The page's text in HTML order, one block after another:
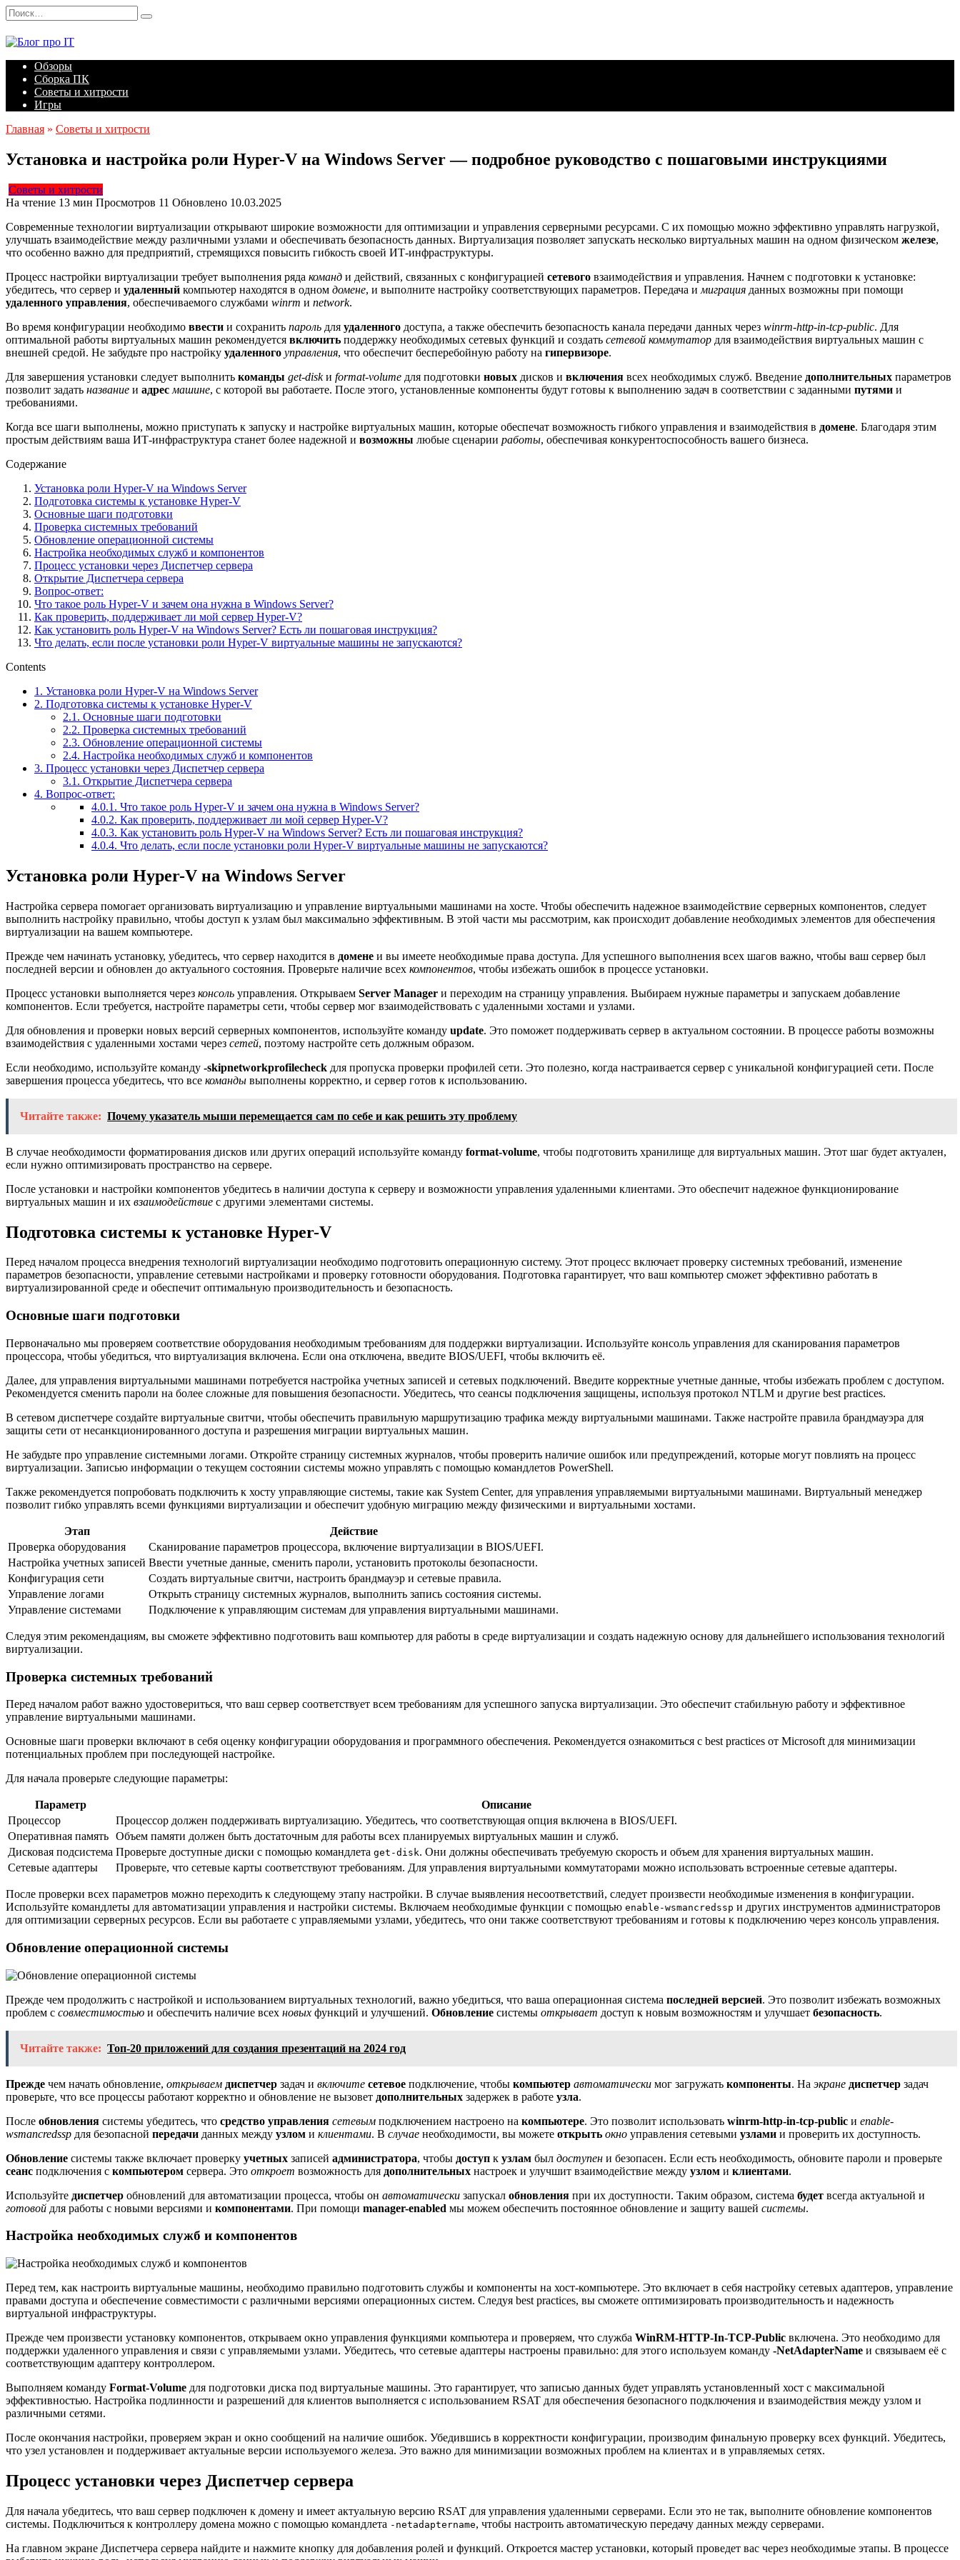
Перейти
к
содержанию
Search
for:
Обзоры
Сборка ПК
Советы и хитрости
Игры
Главная » Советы и хитрости
Установка и настройка роли Hyper-V на Windows Server — подробное руководство с пошаговыми инструкциями
Советы и хитрости
На чтение 13 мин Просмотров 11 Обновлено 10.03.2025
Современные технологии виртуализации открывают широкие возможности для оптимизации и управления серверными ресурсами. С их помощью можно эффективно управлять нагрузкой,
улучшать взаимодействие между различными узлами и обеспечивать безопасность данных. Виртуализация позволяет запускать несколько виртуальных машин на одном физическом железе,
что особенно важно для предприятий, стремящихся повысить гибкость своей ИТ-инфраструктуры.
Процесс настройки виртуализации требует выполнения ряда команд и действий, связанных с конфигурацией сетевого взаимодействия и управления. Начнем с подготовки к установке:
убедитесь, что сервер и удаленный компьютер находятся в одном домене, и выполните настройку соответствующих параметров. Передача и миграция данных возможны при помощи
удаленного управления, обеспечиваемого службами winrm и network.
Во время конфигурации необходимо ввести и сохранить пароль для удаленного доступа, а также обеспечить безопасность канала передачи данных через winrm-http-in-tcp-public. Для
оптимальной работы виртуальных машин рекомендуется включить поддержку необходимых сетевых функций и создать сетевой коммутатор для взаимодействия виртуальных машин с
внешней средой. Не забудьте про настройку удаленного управления, что обеспечит бесперебойную работу на гипервизоре.
Для завершения установки следует выполнить команды get-diskи format-volume для подготовки новых дисков и включения всех необходимых служб. Введение дополнительных параметров
позволит задать название и адрес машине, с которой вы работаете. После этого, установленные компоненты будут готовы к выполнению задач в соответствии с заданными путями и
требованиями.
Когда все шаги выполнены, можно приступать к запуску и настройке виртуальных машин, которые обеспечат возможность гибкого управления и взаимодействия в домене. Благодаря этим
простым действиям ваша ИТ-инфраструктура станет более надежной и возможны любые сценарии работы, обеспечивая конкурентоспособность вашего бизнеса.
Содержание
Установка роли Hyper-V на Windows Server
Подготовка системы к установке Hyper-V
Основные шаги подготовки
Проверка системных требований
Обновление операционной системы
Настройка необходимых служб и компонентов
Процесс установки через Диспетчер сервера
Открытие Диспетчера сервера
Вопрос-ответ:
Что такое роль Hyper-V и зачем она нужна в Windows Server?
Как проверить, поддерживает ли мой сервер Hyper-V?
Как установить роль Hyper-V на Windows Server? Есть ли пошаговая инструкция?
Что делать, если после установки роли Hyper-V виртуальные машины не запускаются?
Contents
1. Установка роли Hyper-V на Windows Server
2. Подготовка системы к установке Hyper-V
2.1. Основные шаги подготовки
2.2. Проверка системных требований
2.3. Обновление операционной системы
2.4. Настройка необходимых служб и компонентов
3. Процесс установки через Диспетчер сервера
3.1. Открытие Диспетчера сервера
4. Вопрос-ответ:
4.0.1. Что такое роль Hyper-V и зачем она нужна в Windows Server?
4.0.2. Как проверить, поддерживает ли мой сервер Hyper-V?
4.0.3. Как установить роль Hyper-V на Windows Server? Есть ли пошаговая инструкция?
4.0.4. Что делать, если после установки роли Hyper-V виртуальные машины не запускаются?
Установка роли Hyper-V на Windows Server
Настройка сервера помогает организовать виртуализацию и управление виртуальными машинами на хосте. Чтобы обеспечить надежное взаимодействие серверных компонентов, следует
выполнить настройку правильно, чтобы доступ к узлам был максимально эффективным. В этой части мы рассмотрим, как происходит добавление необходимых элементов для обеспечения
виртуализации на вашем компьютере.
Прежде чем начинать установку, убедитесь, что сервер находится в домене и вы имеете необходимые права доступа. Для успешного выполнения всех шагов важно, чтобы ваш сервер был
последней версии и обновлен до актуального состояния. Проверьте наличие всех компонентов, чтобы избежать ошибок в процессе установки.
Процесс установки выполняется через консоль управления. Открываем Server Manager и переходим на страницу управления. Выбираем нужные параметры и запускаем добавление
компонентов. Если требуется, настройте параметры сети, чтобы сервер мог взаимодействовать с удаленными хостами и узлами.
Для обновления и проверки новых версий серверных компонентов, используйте команду update. Это поможет поддерживать сервер в актуальном состоянии. В процессе работы возможны
взаимодействия с удаленными хостами через сетей, поэтому настройте сеть должным образом.
Если необходимо, используйте команду -skipnetworkprofilecheck для пропуска проверки профилей сети. Это полезно, когда настраивается сервер с уникальной конфигурацией сети. После
завершения процесса убедитесь, что все команды выполнены корректно, и сервер готов к использованию.
Читайте также: Почему указатель мыши перемещается сам по себе и как решить эту проблему
В случае необходимости форматирования дисков или других операций используйте команду format-volume, чтобы подготовить хранилище для виртуальных машин. Этот шаг будет актуален,
если нужно оптимизировать пространство на сервере.
После установки и настройки компонентов убедитесь в наличии доступа к серверу и возможности управления удаленными клиентами. Это обеспечит надежное функционирование
виртуальных машин и их взаимодействие с другими элементами системы.
Подготовка системы к установке Hyper-V
Перед началом процесса внедрения технологий виртуализации необходимо подготовить операционную систему. Этот процесс включает проверку системных требований, изменение
параметров безопасности, управление сетевыми настройками и проверку готовности оборудования. Подготовка гарантирует, что ваш компьютер сможет эффективно работать в
виртуализированной среде и обеспечит оптимальную производительность и безопасность.
Основные шаги подготовки
Первоначально мы проверяем соответствие оборудования необходимым требованиям для поддержки виртуализации. Используйте консоль управления для сканирования параметров
процессора, чтобы убедиться, что виртуализация включена. Если она отключена, введите BIOS/UEFI, чтобы включить её.
Далее, для управления виртуальными машинами потребуется настройка учетных записей и сетевых подключений. Введите корректные учетные данные, чтобы избежать проблем с доступом.
Рекомендуется сменить пароли на более сложные для повышения безопасности. Убедитесь, что сеансы подключения защищены, используя протокол NTLM и другие best practices.
В сетевом диспетчере создайте виртуальные свитчи, чтобы обеспечить правильную маршрутизацию трафика между виртуальными машинами. Также настройте правила брандмауэра для
защиты сети от несанкционированного доступа и разрешения миграции виртуальных машин.
Не забудьте про управление системными логами. Откройте страницу системных журналов, чтобы проверить наличие ошибок или предупреждений, которые могут повлиять на процесс
виртуализации. Записью информации о текущем состоянии системы можно управлять с помощью командлетов PowerShell.
Также рекомендуется попробовать подключить к хосту управляющие системы, такие как System Center, для управления управляемыми виртуальными машинами. Виртуальный менеджер
позволит гибко управлять всеми функциями виртуализации и обеспечит удобную миграцию между физическими и виртуальными хостами.
Этап
Действие
Проверка оборудования
Сканирование параметров процессора, включение виртуализации в BIOS/UEFI.
Настройка учетных записей Ввести учетные данные, сменить пароли, установить протоколы безопасности.
Конфигурация сети
Создать виртуальные свитчи, настроить брандмауэр и сетевые правила.
Управление логами
Открыть страницу системных журналов, выполнить запись состояния системы.
Управление системами
Подключение к управляющим системам для управления виртуальными машинами.
Следуя этим рекомендациям, вы сможете эффективно подготовить ваш компьютер для работы в среде виртуализации и создать надежную основу для дальнейшего использования технологий
виртуализации.
Проверка системных требований
Перед началом работ важно удостовериться, что ваш сервер соответствует всем требованиям для успешного запуска виртуализации. Это обеспечит стабильную работу и эффективное
управление виртуальными машинами.
Основные шаги проверки включают в себя оценку конфигурации оборудования и программного обеспечения. Рекомендуется ознакомиться с best practices от Microsoft для минимизации
потенциальных проблем при последующей настройке.
Для начала проверьте следующие параметры:
Параметр
Описание
Процессор
Процессор должен поддерживать виртуализацию. Убедитесь, что соответствующая опция включена в BIOS/UEFI.
Оперативная память Объем памяти должен быть достаточным для работы всех планируемых виртуальных машин и служб.
Дисковая подсистема Проверьте доступные диски с помощью командлета get-disk. Они должны обеспечивать требуемую скорость и объем для хранения виртуальных машин.
Сетевые адаптеры
Проверьте, что сетевые карты соответствуют требованиям. Для управления виртуальными коммутаторами можно использовать встроенные сетевые адаптеры.
После проверки всех параметров можно переходить к следующему этапу настройки. В случае выявления несоответствий, следует произвести необходимые изменения в конфигурации.
Используйте командлеты для автоматизации управления и настройки системы. Включаем необходимые функции с помощью enable-wsmancredssp и других инструментов администраторов
для оптимизации серверных ресурсов. Если вы работаете с управляемыми узлами, убедитесь, что они также соответствуют требованиям и готовы к подключению через консоль управления.
Обновление операционной системы
Прежде чем продолжить с настройкой и использованием виртуальных технологий, важно убедиться, что ваша операционная система последней версией. Это позволит избежать возможных
проблем с совместимостью и обеспечить наличие всех новых функций и улучшений. Обновление системы открывает доступ к новым возможностям и улучшает безопасность.
Читайте также: Топ-20 приложений для создания презентаций на 2024 год
Прежде чем начать обновление, открываем диспетчер задач и включите сетевое подключение, чтобы компьютер автоматически мог загружать компоненты. На экране диспетчер задач
проверьте, что все процессы работают корректно и обновление не вызовет дополнительных задержек в работе узла.
После обновления системы убедитесь, что средство управления сетевым подключением настроено на компьютере. Это позволит использовать winrm-http-in-tcp-public и enable-
wsmancredssp для безопасной передачи данных между узлом и клиентами. В случае необходимости, вы можете открыть окно управления сетевыми узлами и проверить их доступность.
Обновление системы также включает проверку учетных записей администратора, чтобы доступ к узлам был доступен и безопасен. Если есть необходимость, обновите пароли и проверьте
сеанс подключения с компьютером сервера. Это откроет возможность для дополнительных настроек и улучшит взаимодействие между узлом и клиентами.
Используйте диспетчер обновлений для автоматизации процесса, чтобы он автоматически запускал обновления при их доступности. Таким образом, система будет всегда актуальной и
готовой для работы с новыми версиями и компонентами. При помощи manager-enabled мы можем обеспечить постоянное обновление и защиту вашей системы.
Настройка необходимых служб и компонентов
Перед тем, как настроить виртуальные машины, необходимо правильно подготовить службы и компоненты на хост-компьютере. Это включает в себя настройку сетевых адаптеров, управление
правами доступа и обеспечение совместимости с различными версиями операционных систем. Следуя best practices, вы сможете оптимизировать производительность и надежность
виртуальной инфраструктуры.
Прежде чем произвести установку компонентов, открываем окно управления функциями компьютера и проверяем, что служба WinRM-HTTP-In-TCP-Public включена. Это необходимо для
поддержки удаленного управления и связи с управляемыми узлами. Убедитесь, что сетевые адаптеры настроены правильно: для этого используем команду -NetAdapterName и связываем её с
соответствующим адаптеру контроллером.
Выполняем команду Format-Volume для подготовки диска под виртуальные машины. Это гарантирует, что записью данных будет управлять установленный хост с максимальной
эффективностью. Настройка подлинности и разрешений для клиентов выполняется с использованием RSAT для обеспечения безопасного подключения и взаимодействия между узлом и
различными сетями.
После окончания настройки, проверяем экран и окно сообщений на наличие ошибок. Убедившись в корректности конфигурации, производим финальную проверку всех функций. Убедитесь,
что узел установлен и поддерживает актуальные версии используемого железа. Это важно для минимизации возможных проблем на клиентах и в управляемых сетях.
Процесс установки через Диспетчер сервера
Для начала убедитесь, что ваш сервер подключен к домену и имеет актуальную версию RSAT для управления удаленными серверами. Если это не так, выполните обновление компонентов
системы. Подключиться к контроллеру домена можно с помощью командлета -netadaptername, чтобы настроить автоматическую передачу данных между серверами.
На главном экране Диспетчера сервера найдите и нажмите кнопку для добавления ролей и функций. Откроется мастер установки, который проведет вас через необходимые этапы. В процессе